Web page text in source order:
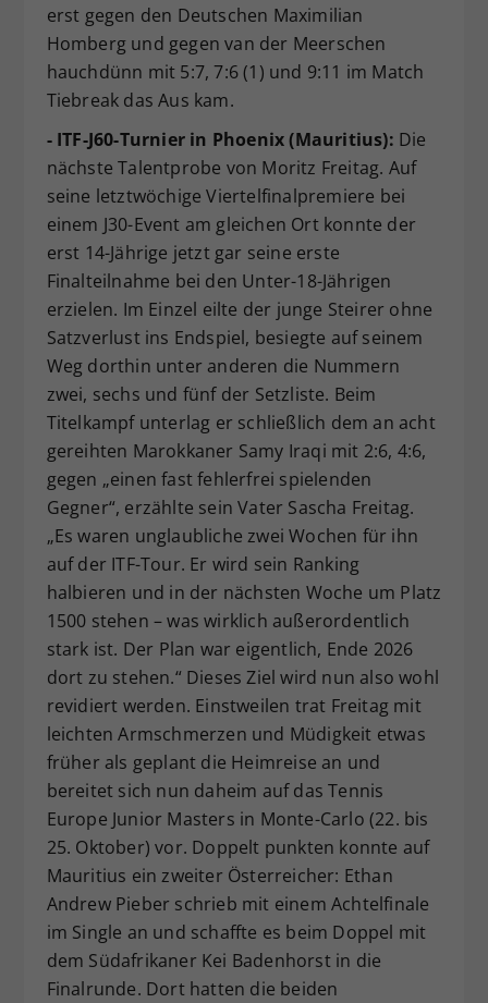
erst gegen den Deutschen Maximilian
Homberg und gegen van der Meerschen
hauchdünn mit 5:7, 7:6 (1) und 9:11 im Match
Tiebreak das Aus kam.
- ITF-J60-Turnier in Phoenix (Mauritius): Die
nächste Talentprobe von Moritz Freitag. Auf
seine letztwöchige Viertelfinalpremiere bei
einem J30-Event am gleichen Ort konnte der
erst 14-Jährige jetzt gar seine erste
Finalteilnahme bei den Unter-18-Jährigen
erzielen. Im Einzel eilte der junge Steirer ohne
Satzverlust ins Endspiel, besiegte auf seinem
Weg dorthin unter anderen die Nummern
zwei, sechs und fünf der Setzliste. Beim
Titelkampf unterlag er schließlich dem an acht
gereihten Marokkaner Samy Iraqi mit 2:6, 4:6,
gegen „einen fast fehlerfrei spielenden
Gegner“, erzählte sein Vater Sascha Freitag.
„Es waren unglaubliche zwei Wochen für ihn
auf der ITF-Tour. Er wird sein Ranking
halbieren und in der nächsten Woche um Platz
1500 stehen – was wirklich außerordentlich
stark ist. Der Plan war eigentlich, Ende 2026
dort zu stehen.“ Dieses Ziel wird nun also wohl
revidiert werden. Einstweilen trat Freitag mit
leichten Armschmerzen und Müdigkeit etwas
früher als geplant die Heimreise an und
bereitet sich nun daheim auf das Tennis
Europe Junior Masters in Monte-Carlo (22. bis
25. Oktober) vor. Doppelt punkten konnte auf
Mauritius ein zweiter Österreicher: Ethan
Andrew Pieber schrieb mit einem Achtelfinale
im Single an und schaffte es beim Doppel mit
dem Südafrikaner Kei Badenhorst in die
Finalrunde. Dort hatten die beiden